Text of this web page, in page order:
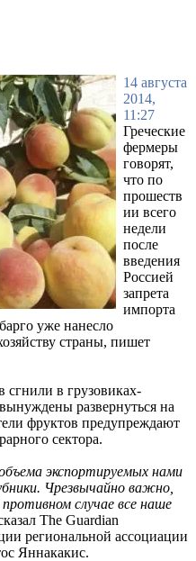
14 августа
2014,
11:27
Греческие
фермеры
говорят,
что по
прошеств
ии всего
недели
после
введения
Россией
запрета
импорта
уже нанесло
страны, пишет
в грузовиках-
развернуться на
фруктов предупреждают
сектора.
экспортируемых нами
Чрезвычайно важно,
случае все наше
The Guardian
региональной ассоциации
Яннакакис.